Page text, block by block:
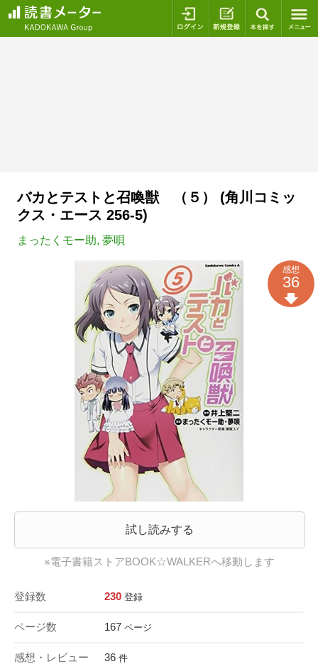
ログイン 新規登録
バカとテストと召喚獣 （５） (角川コミッ
クス・エース 256-5)
まったくモー助, 夢唄
試し読みする
※電子書籍ストアBOOK☆WALKERへ移動します
登録数 230 登録
ページ数 167 ページ
感想・レビュー 36 件
感想
36